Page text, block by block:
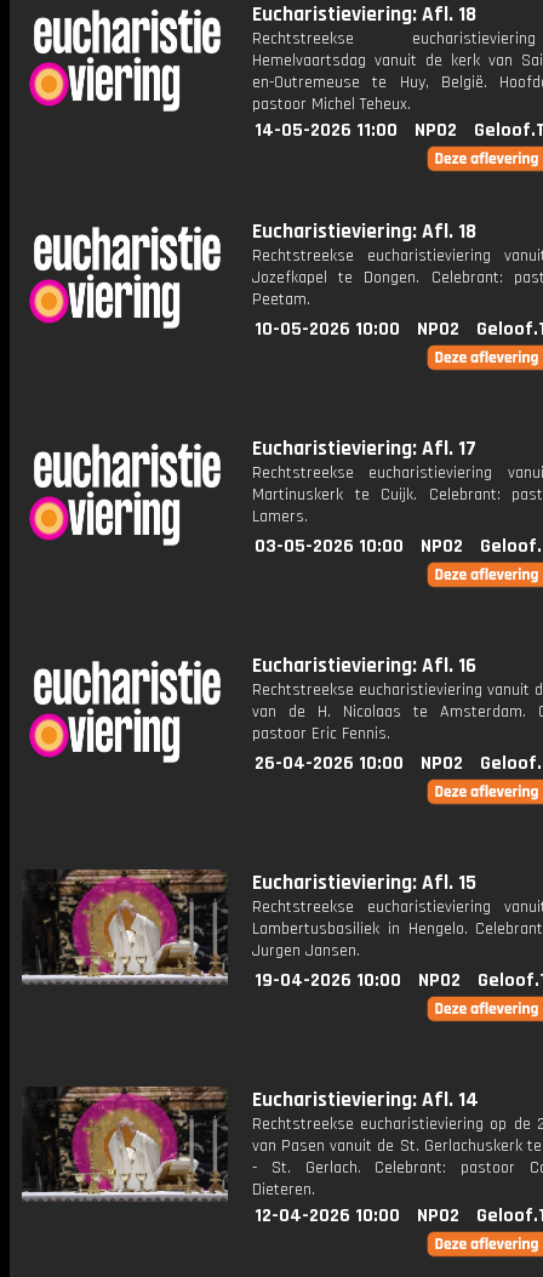
Eucharistieviering: Afl. 18
Rechtstreekse
Hemelvaartsdag vanuit de kerk van
en-Outremeuse te Huy, België.
pastoor Michel Teheux.
14-05-2026 11:00 NPO2
Eucharistieviering: Afl. 18
Rechtstreekse eucharistieviering
Jozefkapel te Dongen. Celebrant:
Peetam.
10-05-2026 10:00 NPO2
Eucharistieviering: Afl. 17
Rechtstreekse eucharistieviering
Martinuskerk te Cuijk. Celebrant:
Lamers.
03-05-2026 10:00 NPO2
Eucharistieviering: Afl. 16
Rechtstreekse eucharistieviering vanuit
van de H. Nicolaas te Amsterdam.
pastoor Eric Fennis.
26-04-2026 10:00 NPO2
Eucharistieviering: Afl. 15
Rechtstreekse eucharistieviering
Lambertusbasiliek in Hengelo.
Jurgen Jansen.
19-04-2026 10:00 NPO2
Eucharistieviering: Afl. 14
Rechtstreekse eucharistieviering op de
van Pasen vanuit de St. Gerlachuskerk
- St. Gerlach. Celebrant: pastoor
Dieteren.
12-04-2026 10:00 NPO2